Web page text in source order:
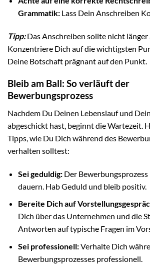
Grammatik:Lass Dein Anschreiben
Tipp:Das Anschreiben sollte nicht länger
Konzentriere Dich auf die wichtigsten
Deine Botschaft prägnant auf den Punkt.
Bleib am Ball: So verläuft der
Bewerbungsprozess
Nachdem Du Deinen Lebenslauf und
abgeschickt hast, beginnt die Wartezeit.
Tipps, wie Du Dich während des
verhalten solltest:
Sei geduldig:Der Bewerbungsprozess
dauern. Hab Geduld und bleib positiv.
Bereite Dich auf
Dich über das Unternehmen und die
Antworten auf typische Fragen im
Sei professionell:Verhalte Dich
Bewerbungsprozesses professionell.